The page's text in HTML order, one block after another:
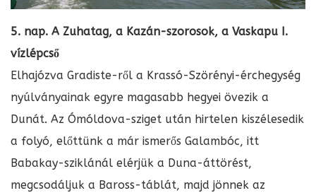
5. nap. A Zuhatag, a Kazán-szorosok, a Vaskapu I.
vízlépcső
Elhajózva Gradiste-ről a Krassó-Szörényi-érchegység
nyúlványainak egyre magasabb hegyei övezik a
Dunát. Az Ómóldova-sziget után hirtelen kiszélesedik
a folyó, előttünk a már ismerős Galambóc, itt
Babakay-sziklánál elérjük a Duna-áttörést,
megcsodáljuk a Baross-táblát, majd jönnek az